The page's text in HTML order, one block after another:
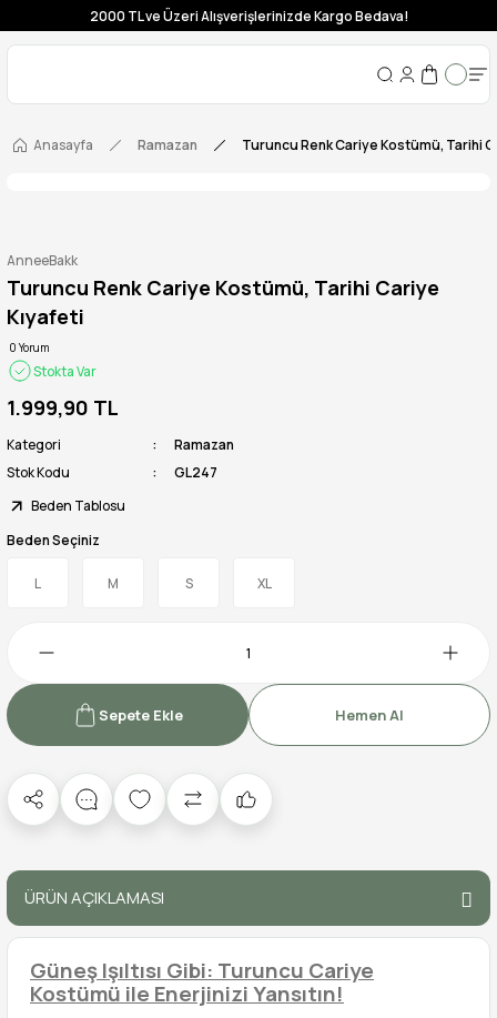
2000 TL ve Üzeri Alışverişlerinizde Kargo Bedava!
Anasayfa Ramazan Turuncu Renk Cariye Kostümü, Tarihi
AnneeBakk
Turuncu Renk Cariye Kostümü, Tarihi Cariye
Kıyafeti
0 Yorum
Stokta Var
1.999,90 TL
Kategori
Ramazan
Stok Kodu
GL247
Beden Tablosu
Beden Seçiniz
L M S XL
Sepete Ekle Hemen Al
ÜRÜN AÇIKLAMASI
Güneş Işıltısı Gibi: Turuncu Cariye
Kostümü ile Enerjinizi Yansıtın!